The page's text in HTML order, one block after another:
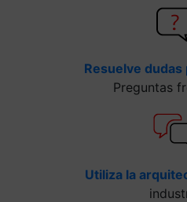
Resuelve
Preguntas
Utiliza la